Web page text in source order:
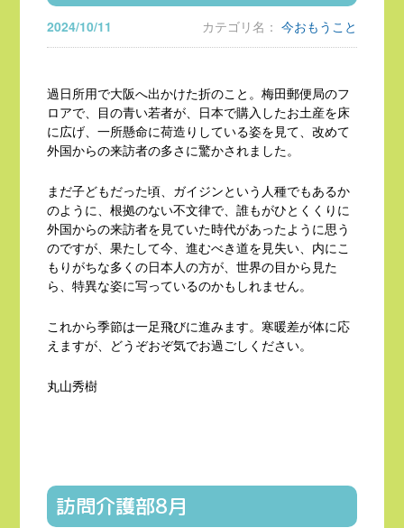
2024/10/11 カテゴリ名： 今おもうこと
過日所用で大阪へ出かけた折のこと。梅田郵便局のフ
ロアで、目の青い若者が、日本で購入したお土産を床
に広げ、一所懸命に荷造りしている姿を見て、改めて
外国からの来訪者の多さに驚かされました。
まだ子どもだった頃、ガイジンという人種でもあるか
のように、根拠のない不文律で、誰もがひとくくりに
外国からの来訪者を見ていた時代があったように思う
のですが、果たして今、進むべき道を見失い、内にこ
もりがちな多くの日本人の方が、世界の目から見た
ら、特異な姿に写っているのかもしれません。
これから季節は一足飛びに進みます。寒暖差が体に応
えますが、どうぞおぞ気でお過ごしください。
丸山秀樹
訪問介護部8月